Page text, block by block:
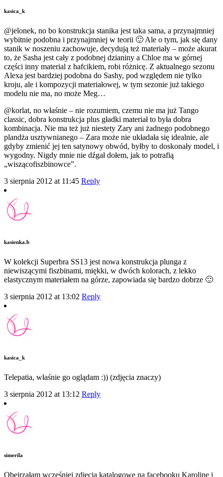
kasica_k
@jelonek, no bo konstrukcja stanika jest taka sama, a przynajmniej
wybitnie podobna i przynajmniej w teorii 🙂 Ale o tym, jak się dany
stanik w noszeniu zachowuje, decydują też materiały – może akurat
to, że Sasha jest cały z podobnej dzianiny a Chloe ma w górnej
części inny material z hafcikiem, robi różnicę. Z aktualnego sezonu
Alexa jest bardziej podobna do Sashy, pod względem nie tylko
kroju, ale i kompozycji materiałowej, w tym sezonie już takiego
modelu nie ma, no może Meg…
@korlat, no właśnie – nie rozumiem, czemu nie ma już Tango
classic, dobra konstrukcja plus gładki materiał to była dobra
kombinacja. Nie ma też już niestety Zary ani żadnego podobnego
plandża usztywnianego – Zara może nie układała się idealnie, ale
gdyby zmienić jej ten satynowy obwód, byłby to doskonały model, i
wygodny. Nigdy mnie nie dźgał dołem, jak to potrafią
„wiszącofiszbinowce”.
3 sierpnia 2012 at 11:45 Reply
kasienka.b
W kolekcji Superbra SS13 jest nowa konstrukcja plunga z
niewiszącymi fiszbinami, miękki, w dwóch kolorach, z lekko
elastycznym materiałem na górze, zapowiada się bardzo dobrze 🙂
3 sierpnia 2012 at 13:02 Reply
kasica_k
Telepatia, właśnie go oglądam :)) (zdjęcia znaczy)
3 sierpnia 2012 at 13:12 Reply
simerila
Obejrzałam wcześniej zdjęcia katalogowe na facebooku Karoline i